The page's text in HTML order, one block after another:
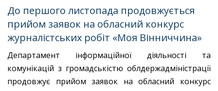
До першого листопада продовжується
прийом заявок на обласний конкурс
журналістських робіт «Моя Вінниччина»
Департамент інформаційної діяльності та
комунікацій з громадськістю облдержадміністрації
продовжує прийом заявок на обласний конкурс